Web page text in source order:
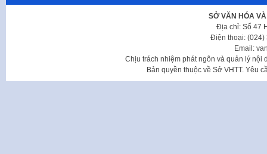
SỞ VĂN HÓA
Địa chỉ: Số 47
Điện thoại: (024)
Email:
Chịu trách nhiệm phát ngôn và quản lý nội
Bản quyền thuộc về Sở VHTT. Yêu